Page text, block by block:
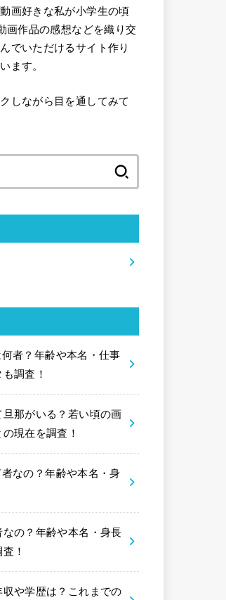
画好きな私が小学生の頃
画作品の感想などを織り交
でいただけるサイト作り
ます。
しながら目を通してみて
者？年齢や本名・仕事
調査！
旦那がいる？若い頃の画
現在を調査！
なの？年齢や本名・身
の？年齢や本名・身長
！
や学歴は？これまでの